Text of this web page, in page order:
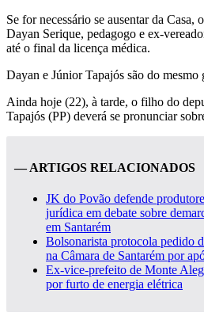
Se for necessário se ausentar da
Dayan Serique, pedagogo e ex-
até o final da licença médica.
Dayan e Júnior Tapajós são do
Ainda hoje (22), à tarde, o filho do
Tapajós (PP) deverá se pronunciar
— ARTIGOS RELACIONADOS
JK do Povão defende
jurídica em debate sobre
em Santarém
Bolsonarista protocola pedido
na Câmara de Santarém por
Ex-vice-prefeito de Monte
por furto de energia elétrica